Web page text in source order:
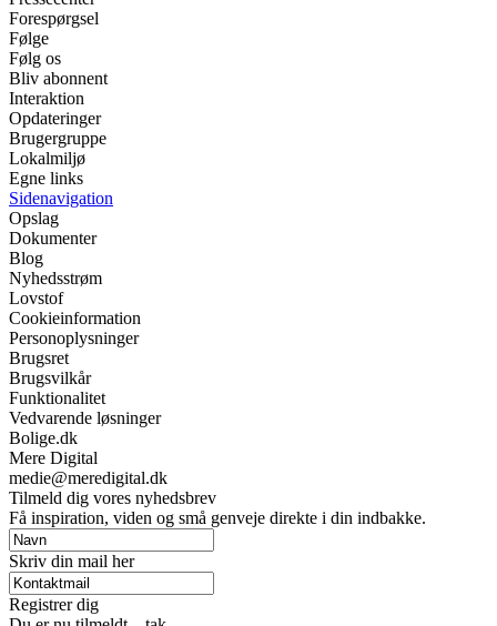
Forespørgsel
Følge
Følg os
Bliv abonnent
Interaktion
Opdateringer
Brugergruppe
Lokalmiljø
Egne links
Sidenavigation
Opslag
Dokumenter
Blog
Nyhedsstrøm
Lovstof
Cookieinformation
Personoplysninger
Brugsret
Brugsvilkår
Funktionalitet
Vedvarende løsninger
Bolige.dk
Mere Digital
medie@meredigital.dk
Tilmeld dig vores nyhedsbrev
Få inspiration, viden og små genveje direkte i din indbakke.
Skriv din mail her
Registrer dig